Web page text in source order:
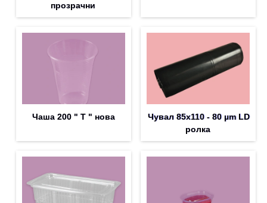
прозрачни
Чаша 200 " T " нова
Чувал 85х110 - 80 µm LD
ролка